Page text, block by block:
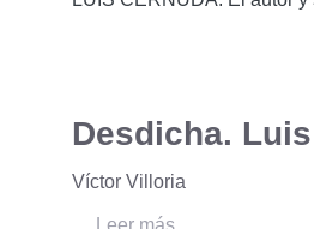
Desdicha.
Víctor Villoria